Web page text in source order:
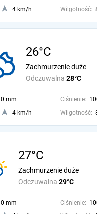
4 km/h Wilgotność:
26°C
Odczuwalna 28°C
Zachmurzenie duże
0 mm Ciśnienie:
4 km/h Wilgotność:
27°C
Odczuwalna 29°C
Zachmurzenie duże
0 mm Ciśnienie: